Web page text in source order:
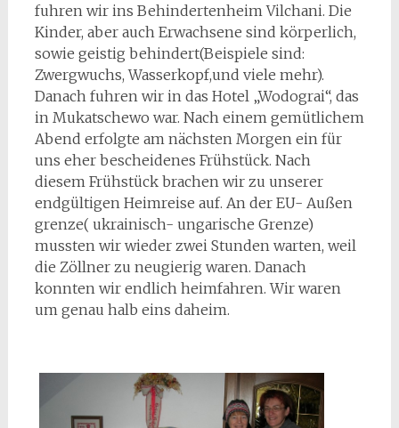
fuhren wir ins Behindertenheim Vilchani. Die
Kinder, aber auch Erwachsene sind körperlich,
sowie geistig behindert(Beispiele sind:
Zwergwuchs, Wasserkopf,und viele mehr).
Danach fuhren wir in das Hotel „Wodograi“, das
in Mukatschewo war. Nach einem gemütlichem
Abend erfolgte am nächsten Morgen ein für
uns eher bescheidenes Frühstück. Nach
diesem Frühstück brachen wir zu unserer
endgültigen Heimreise auf. An der EU- Außen
grenze( ukrainisch- ungarische Grenze)
mussten wir wieder zwei Stunden warten, weil
die Zöllner zu neugierig waren. Danach
konnten wir endlich heimfahren. Wir waren
um genau halb eins daheim.